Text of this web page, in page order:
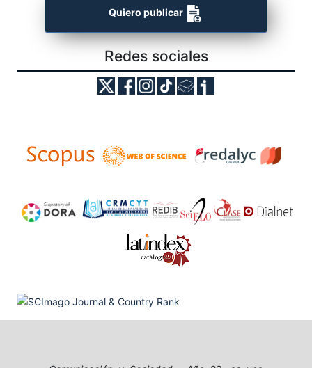
Quiero publicar
Redes sociales